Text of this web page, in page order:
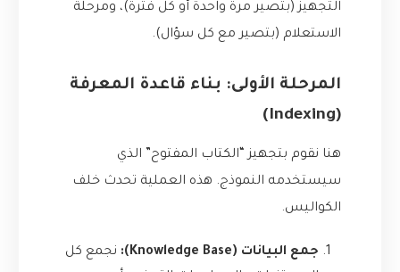
التجهيز (بتصير مرة واحدة أو كل فترة)، ومرحلة
الاستعلام (بتصير مع كل سؤال).
المرحلة الأولى: بناء قاعدة المعرفة
(Indexing)
هنا نقوم بتجهيز “الكتاب المفتوح” الذي
سيستخدمه النموذج. هذه العملية تحدث خلف
الكواليس.
جمع البيانات (Knowledge Base):
نجمع كل